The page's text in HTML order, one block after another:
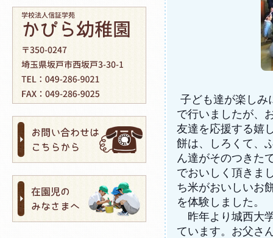
子ども達が楽しみ
で行いましたが、
友達を応援する嬉
餅は、しろくて、
ん達がそのつきた
でおいしく頂きま
ち米がおいしいお
を体験しました。
昨年より城西大
ています。お父さ